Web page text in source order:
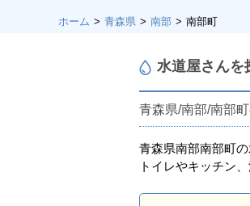
ホーム 青森県 南部 南部町
水道屋さんを
青森県/南部/南部
青森県南部南部町の
トイレやキッチン